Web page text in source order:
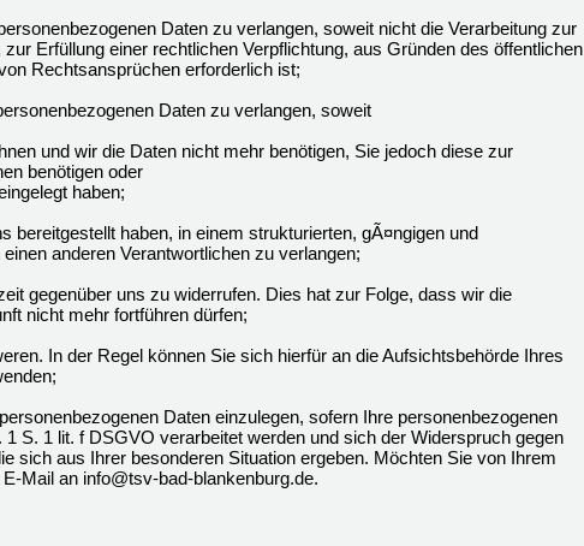
Daten zu verlangen, soweit nicht die Verarbeitung zur
Erfüllung einer rechtlichen Verpflichtung, aus Gründen des öffentlichen
Rechtsansprüchen erforderlich ist;
Daten zu verlangen, soweit
und wir die Daten nicht mehr benötigen, Sie jedoch diese zur
benötigen oder
haben;
bereitgestellt haben, in einem strukturierten, gÃ¤ngigen und
anderen Verantwortlichen zu verlangen;
gegenüber uns zu widerrufen. Dies hat zur Folge, dass wir die
nicht mehr fortführen dürfen;
In der Regel können Sie sich hierfür an die Aufsichtsbehörde Ihres
Daten einzulegen, sofern Ihre personenbezogenen
S. 1 lit. f DSGVO verarbeitet werden und sich der Widerspruch gegen
sich aus Ihrer besonderen Situation ergeben. Möchten Sie von Ihrem
Mail an info@tsv-bad-blankenburg.de.